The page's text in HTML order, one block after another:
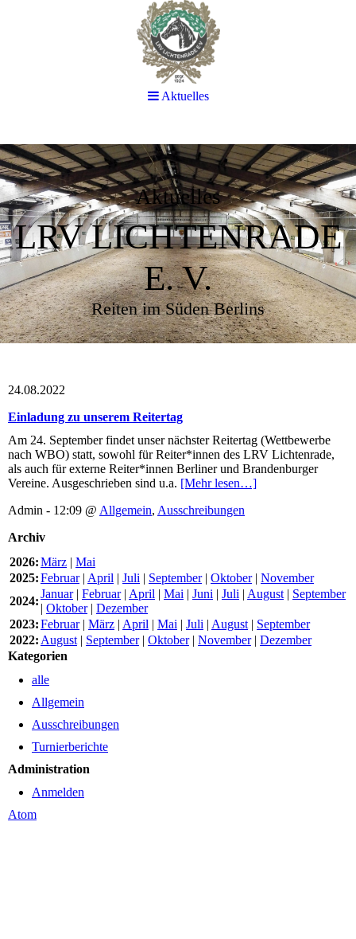
Aktuelles
LRV LICHTENRADE
E. V.
Reiten im Süden Berlins
24.08.2022
Einladung zu unserem Reitertag
Am 24. September findet unser nächster Reitertag (Wettbewerbe
nach WBO) statt, sowohl für Reiter*innen des LRV Lichtenrade,
als auch für externe Reiter*innen Berliner und Brandenburger
Vereine. Ausgeschrieben sind u.a. [Mehr lesen…]
Admin - 12:09 @ Allgemein, Ausschreibungen
Archiv
2026:März | Mai
2025:Februar| April | Juli | September| Oktober| November
2024:
Januar| Februar| April | Mai | Juni | Juli | August | September
| Oktober| Dezember
2023:Februar| März | April | Mai | Juli | August | September
2022: August | September| Oktober| November| Dezember
Kategorien
alle
Allgemein
Ausschreibungen
Turnierberichte
Administration
Anmelden
Atom
Aktuelles